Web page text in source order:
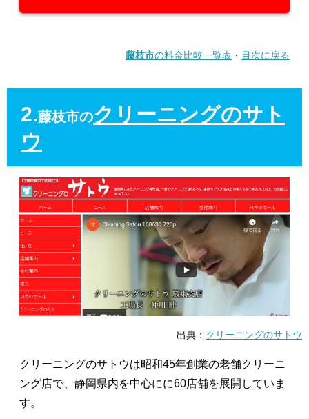
藤枝市の料金比較一覧表 ・ 目次に戻る
2.藤枝市のクリーニングのサト
ウ
出典： クリーニングのサトウ
クリーニングのサトウは昭和45年創業の老舗クリーニ
ング店で、静岡県内を中心にに60店舗を展開していま
す。